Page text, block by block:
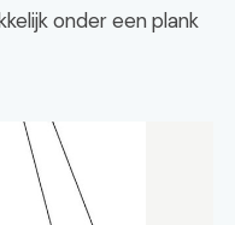
onder een plank